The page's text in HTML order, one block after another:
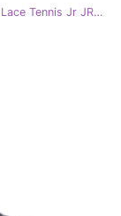
ADIDAS GRAND CORPORT CORPORT LIFEDLELE Lace Tennis Jr JR6097 Sapatos branco